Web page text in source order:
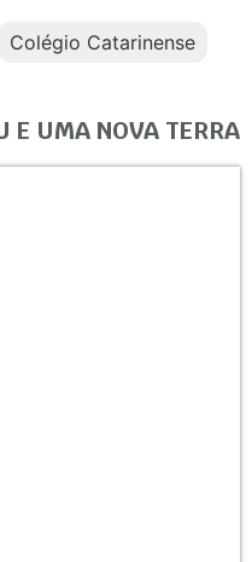
Colégio Catarinense
E UMA NOVA TERRA